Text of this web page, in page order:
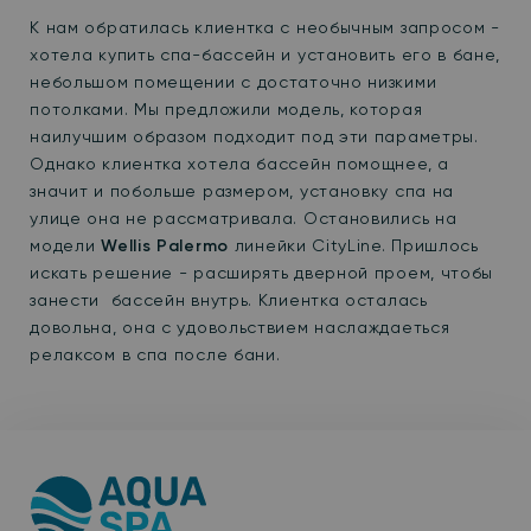
К нам обратилась клиентка с необычным запросом -
хотела купить спа-бассейн и установить его в бане,
небольшом помещении с достаточно низкими
потолками. Мы предложили модель, которая
наилучшим образом подходит под эти параметры.
Однако клиентка хотела бассейн помощнее, а
значит и побольше размером, установку спа на
улице она не рассматривала. Остановились на
моделиWellis Palermo линейки CityLine. Пришлось
искать решение - расширять дверной проем, чтобы
занести бассейн внутрь. Клиентка осталась
довольна, она с удовольствием наслаждаеться
релаксом в спа после бани.